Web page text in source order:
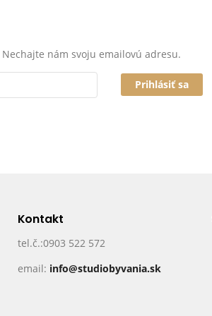
Nechajte nám svoju emailovú adresu.
Prihlásiť sa
Kontakt
tel.č.:0903 522 572
email: info@studiobyvania.sk